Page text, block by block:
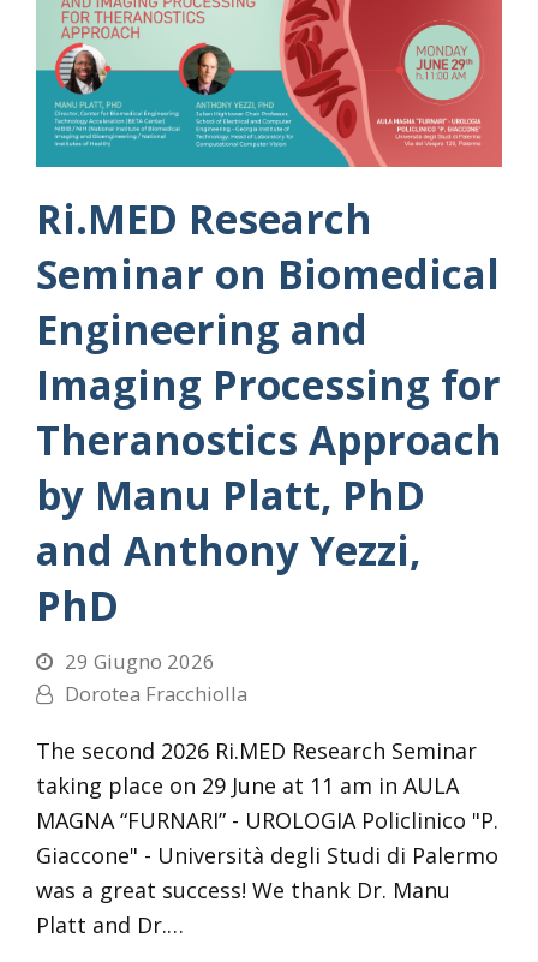
Ri.MED Research
Seminar on Biomedical
Engineering and
Imaging Processing for
Theranostics Approach
by Manu Platt, PhD
and Anthony Yezzi,
PhD
29 Giugno 2026
Dorotea Fracchiolla
The second 2026 Ri.MED Research Seminar
taking place on 29 June at 11 am in AULA
MAGNA “FURNARI” - UROLOGIA Policlinico "P.
Giaccone" - Università degli Studi di Palermo
was a great success! We thank Dr. Manu
Platt and Dr.…